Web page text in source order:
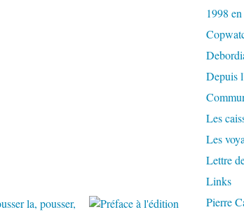
1998
Depuis
Les
Les
Lettre
Links
Pierre